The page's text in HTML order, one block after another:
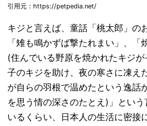
引用元：https://petpedia.net/
キジと言えば、童話「桃太郎」の
「雉も鳴かずば撃たれまい」、「
(住んでいる野原を焼かれたキジ
子のキジを助け、夜の寒さに凍え
が自らの羽根で温めたという逸話
を思う情の深さのたとえ)」とい
いるくらい、日本人の生活に密接